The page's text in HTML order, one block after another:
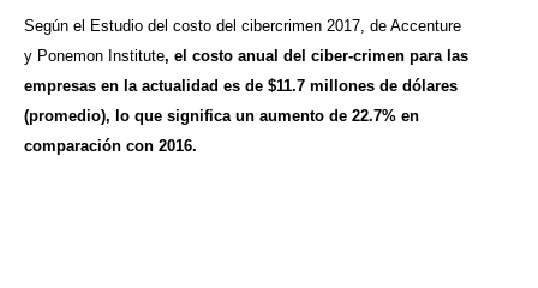
Según el Estudio del costo del cibercrimen 2017, de Accenture
y Ponemon Institute, el costo anual del ciber-crimen para las
empresas en la actualidad es de $11.7 millones de dólares
(promedio), lo que significa un aumento de 22.7% en
comparación con 2016.